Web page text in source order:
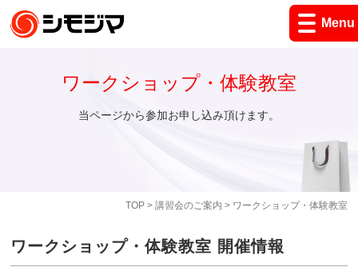
Menu
TOP> 講習会のご案内 > ワークショップ・体験教室
ワークショップ・体験教室
当ページから参加お申し込み頂けます。
ワークショップ・体験教室 開催情報